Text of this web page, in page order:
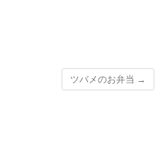
ツバメのお弁当 →